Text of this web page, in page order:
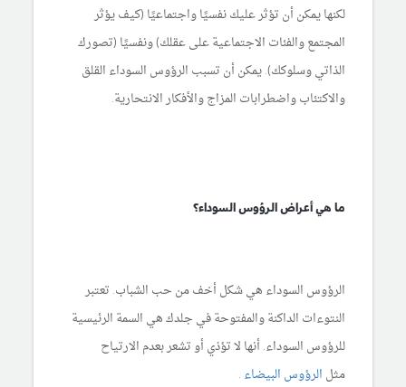
لكنها يمكن أن تؤثر عليك نفسيًا واجتماعيًا (كيف يؤثر
المجتمع والفئات الاجتماعية على عقلك) ونفسيًا (تصورك
الذاتي وسلوكك). يمكن أن تسبب الرؤوس السوداء القلق
والاكتئاب واضطرابات المزاج والأفكار الانتحارية.
ما هي أعراض الرؤوس السوداء؟
الرؤوس السوداء هي شكل أخف من حب الشباب. تعتبر
النتوءات الداكنة والمفتوحة في جلدك هي السمة الرئيسية
للرؤوس السوداء. أنها لا تؤذي أو تشعر بعدم الارتياح
مثل الرؤوس البيضاء .